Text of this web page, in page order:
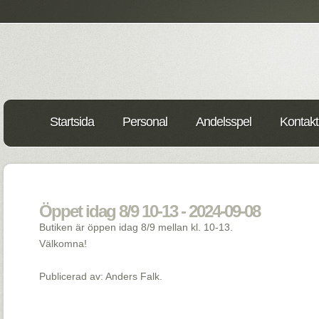
Startsida Personal Andelsspel
Öppet idag 8/9 10-13 - 2024-09-08
Butiken är öppen idag 8/9 mellan kl. 10-13.
Välkomna!
Publicerad av: Anders Falk.